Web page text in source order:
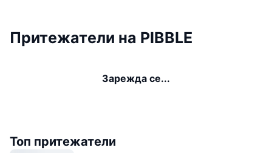
Притежатели на PIBBLE
Зарежда се...
Топ притежатели